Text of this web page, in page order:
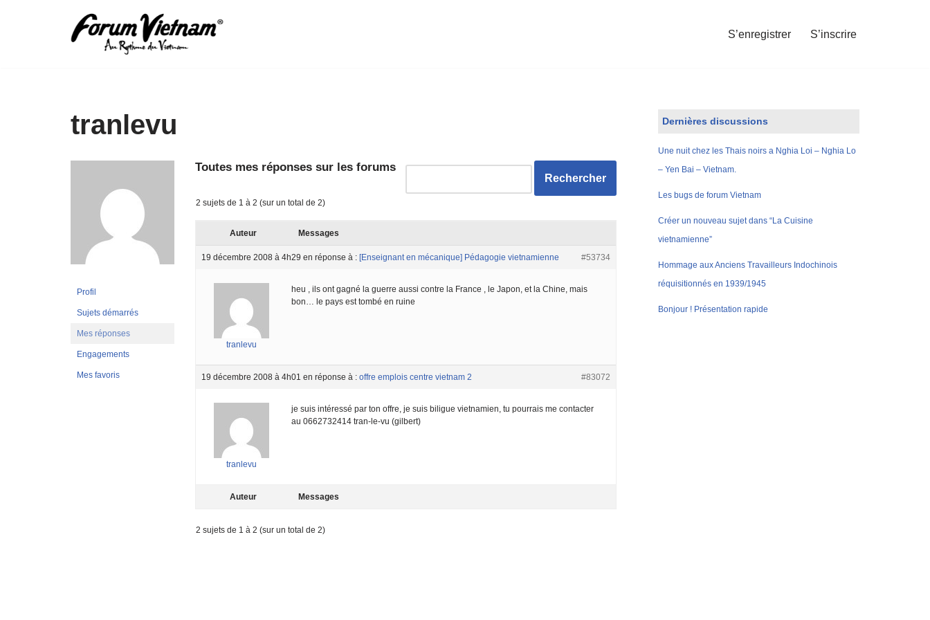
S’enregistrer S’inscrire
tranlevu
Profil
Sujets démarrés
Mes réponses
Engagements
Mes favoris
Toutes mes réponses sur les forums
2 sujets de 1 à 2 (sur un total de 2)
Auteur Messages
19 décembre 2008 à 4h29 en réponse à : [Enseignant en mécanique] Pédagogie vietnamienne #53734
tranlevu
heu , ils ont gagné la guerre aussi contre la France , le Japon, et la Chine, mais
bon… le pays est tombé en ruine
19 décembre 2008 à 4h01 en réponse à : offre emplois centre vietnam 2 #83072
tranlevu
je suis intéressé par ton offre, je suis biligue vietnamien, tu pourrais me contacter
au 0662732414 tran-le-vu (gilbert)
Auteur Messages
2 sujets de 1 à 2 (sur un total de 2)
Dernières discussions
Une nuit chez les Thais noirs a Nghia Loi – Nghia Lo
– Yen Bai – Vietnam.
Les bugs de forum Vietnam
Créer un nouveau sujet dans “La Cuisine
vietnamienne”
Hommage aux Anciens Travailleurs Indochinois
réquisitionnés en 1939/1945
Bonjour ! Présentation rapide